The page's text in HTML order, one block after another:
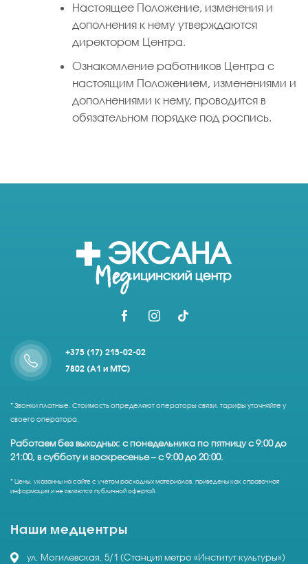
Настоящее Положение, изменения и
дополнения к нему утверждаются
директором Центра.
Ознакомление работников Центра с
настоящим Положением, изменениями и
дополнениями к нему, проводится в
обязательном порядке под роспись.
+375 (17) 215-02-02
7802 (A1 и МТС)
* Звонки платные. Стоимость определяют операторы связи, тарифы уточняйте у
своего оператора.
Работаем без выходных: с понедельника по пятницу с 9:00 до
21:00, в субботу и воскресенье – с 9:00 до 20:00.
* Цены, указанны на сайте с учетом расходных материалов, приведены как справочная
информация и не являются публичной офертой.
Наши медцентры
ул. Могилевская, 5/1 (Станция метро «Институт культуры»)